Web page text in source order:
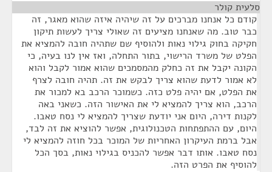
סלעית קולר
קודם כל אנחנו מברכים על זה שיהיה איזה שהוא מאגר, זה
כבר טוב. מה שאנחנו מציעים זה שאולי צריך לעשות תיקון
חקיקה בחוק גילוי נאות ולהוסיף שם שתהיה חובה להמציא את
הפלט של משרד הרישוי, בתור התחלה, ואז אין לנו בעיה, כי
הקונה יקבל את זה כחלק מהמסמכים שהוא אמור לקבל והוא
לא אמור לדעת שהוא צריך לבקש את זה. תהיה חובה לצרף
את הפלט, אם יהיה פלט כזה. כשמוכר הרכב בא למכור את
הרכב, הוא צריך להמציא לי את האישור הזה. כשאני באה
לקנות דירה, היום אני יודעת שצריך להמציא לי נסח טאבו.
היום, עם ההתפתחות הטכנולוגית, אפשר להוציא את זה לבד,
אבל ברמת העיקרון האחריות של המוכר בכל חוזה להמציא לי
נסח טאבו. אותו דבר אפשר להכניס בגילוי נאות, בסך הכל
להוסיף את הפרט הזה.